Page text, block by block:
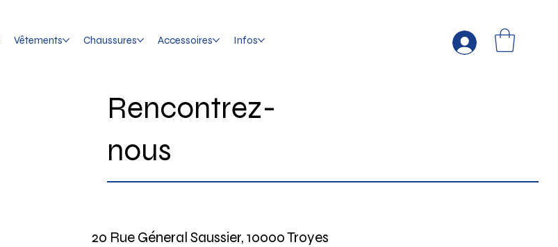
Vêtements Chaussures Accessoires Infos
Rencontrez-
nous
20 Rue Géneral Saussier, 10000 Troyes